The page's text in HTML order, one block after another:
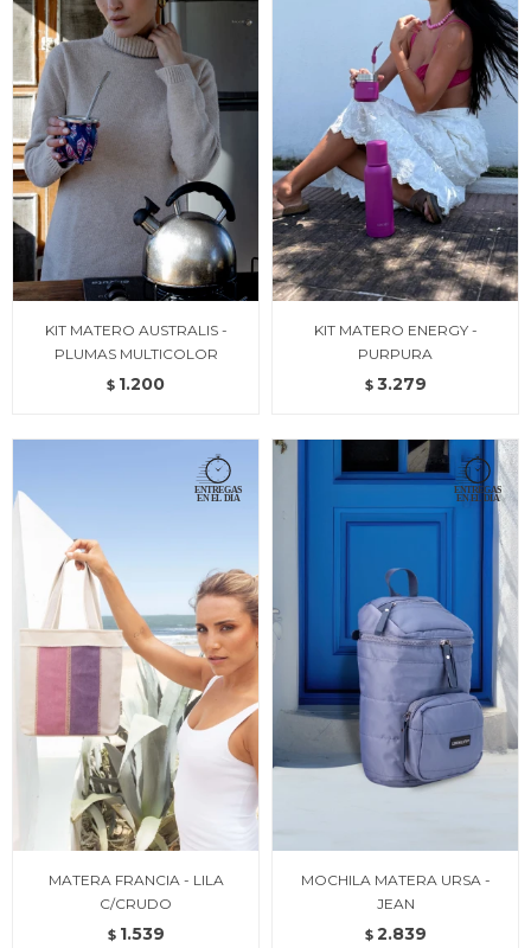
KIT MATERO AUSTRALIS -
PLUMAS MULTICOLOR
$ 1.200
KIT MATERO ENERGY -
PURPURA
$ 3.279
MATERA FRANCIA - LILA
C/CRUDO
$ 1.539
MOCHILA MATERA URSA -
JEAN
$ 2.839